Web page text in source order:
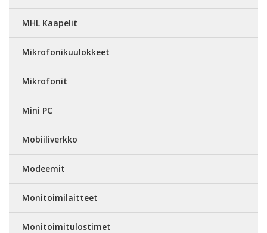
MHL Kaapelit
Mikrofonikuulokkeet
Mikrofonit
Mini PC
Mobiiliverkko
Modeemit
Monitoimilaitteet
Monitoimitulostimet